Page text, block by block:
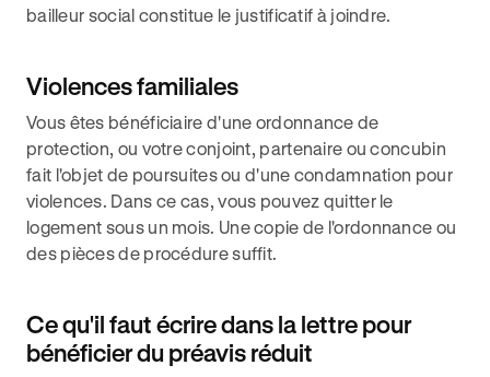
bailleur social constitue le justificatif à joindre.
Violences familiales
Vous êtes bénéficiaire d'une ordonnance de
protection, ou votre conjoint, partenaire ou concubin
fait l'objet de poursuites ou d'une condamnation pour
violences. Dans ce cas, vous pouvez quitter le
logement sous un mois. Une copie de l'ordonnance ou
des pièces de procédure suffit.
Ce qu'il faut écrire dans la lettre pour
bénéficier du préavis réduit